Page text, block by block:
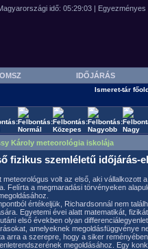
IDŐJÁRÁS
Ismeret-tár
Károly meteorológia iskolája
fizikus szemléletű időjárás-
meteorológus volt az első, aki vállalkozott
Felírta a megmaradási törvényeken
értékeljük, Richardsonnál nem
Egyetemi évei alatt matematikát,
első években olyan
amelyeknek megoldásfüggvénye
arra a szerepre, hogy a siker
megoldásához. Egy